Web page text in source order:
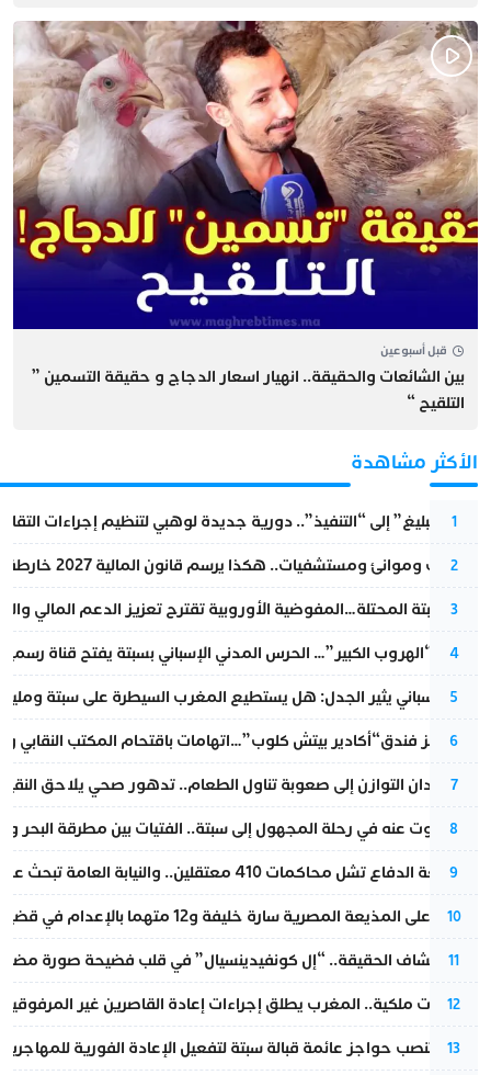
قبل أسبوعين
بين الشائعات والحقيقة.. انهيار اسعار الدجاج و حقيقة التسمين ”
التلقيح “
الأكثر مشاهدة
1
من “التبليغ” إلى “التنفيذ”.. دورية جديدة لوهبي لتنظيم إجراءات
2
قطارات وموانئ ومستشفيات.. هكذا يرسم قانون المالية 2027 خارطة المغرب المقبل
3
أزمة سبتة المحتلة…المفوضية الأوروبية تقترح تعزيز الدعم المالي
4
عملية “الهروب الكبير”… الحرس المدني الإسباني بسبتة يفتح قناة
5
تقرير إسباني يثير الجدل: هل يستطيع المغرب السيطرة على سبتة
6
أزمة تهز فندق“أكادير بيتش كلوب”…اتهامات باقتحام المكتب النقابي
7
من فقدان التوازن إلى صعوبة تناول الطعام.. تدهور صحي يلاحق النقيب
8
المسكوت عنه في رحلة المجهول إلى سبتة.. الفتيات بين مطرقة البحر
9
مقاطعة الدفاع تشل محاكمات 410 معتقلين.. والنيابة العامة تبحث عن حل قانوني
10
الحكم على المذيعة المصرية سارة خليفة و12 متهما بالإعدام في قضية هزت بلاد الفراعنة
11
بعد انكشاف الحقيقة.. “إل كونفيدينسيال” في قلب فضيحة صورة
12
بتعليمات ملكية.. المغرب يطلق إجراءات إعادة القاصرين غير
13
إسبانيا تنصب حواجز عائمة قبالة سبتة لتفعيل الإعادة الفورية للمهاجرين